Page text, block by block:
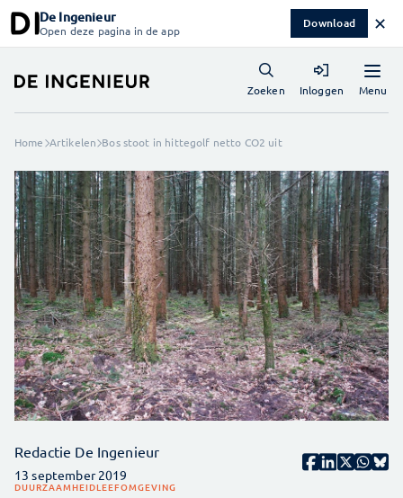
De Ingenieur
Open deze pagina in de app Download ✕
Menu
Zoeken Inloggen
Home Artikelen Bos stoot in hittegolf netto CO2 uit
Redactie De Ingenieur
13 september 2019
DUURZAAMHEIDLEEFOMGEVING